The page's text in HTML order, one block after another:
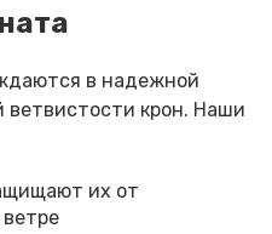
в надежной
ветвистости крон. Наши
их от